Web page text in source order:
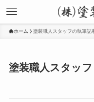
ホーム 塗装職人スタッフの執筆記
塗装職人スタッフ